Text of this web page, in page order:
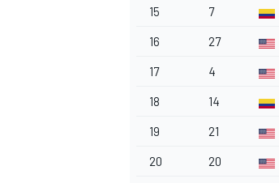
15 7
16 27
17 4
18 14
19 21
20 20